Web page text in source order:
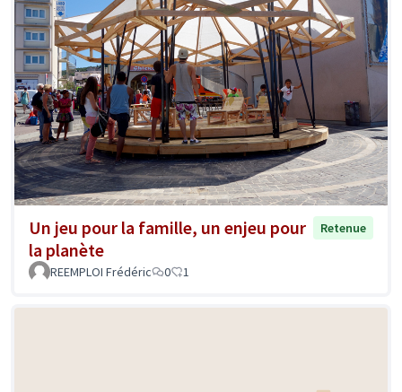
Un jeu pour la famille, un enjeu pour
la planète
Retenue
REEMPLOI Frédéric 0 1